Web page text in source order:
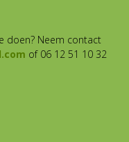
doen? Neem contact
of 06 12 51 10 32